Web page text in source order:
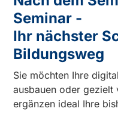
Seminar -
Ihr nächster
Bildungsweg
Sie möchten Ihre
ausbauen oder gezielt
ergänzen ideal Ihre